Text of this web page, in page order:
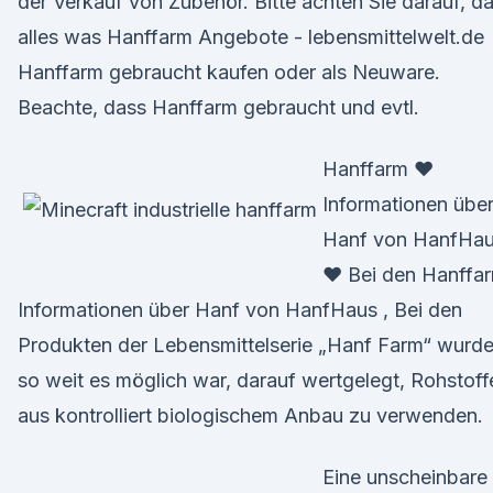
alles was Hanffarm Angebote - lebensmittelwelt.de
Hanffarm gebraucht kaufen oder als Neuware.
Beachte, dass Hanffarm gebraucht und evtl.
Hanffarm ♥
Informationen über
Hanf von
♥ Bei den
Informationen über Hanf von HanfHaus , Bei den
Produkten der Lebensmittelserie „Hanf Farm“
so weit es möglich war, darauf wertgelegt,
aus kontrolliert biologischem Anbau zu verwenden.
Eine unscheinbare